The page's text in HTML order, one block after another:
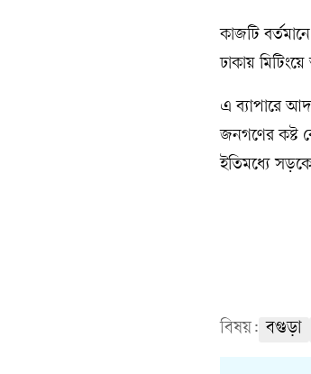
কাজটি
ঢাকায়
এ ব্যাপারে
জনগণের কষ্ট
ইতিমধ্যে
বিষয়: বগুড়া